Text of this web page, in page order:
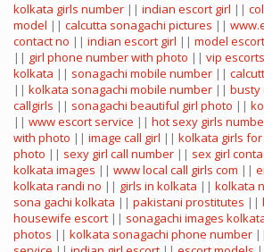
kolkata girls number || indian escort girl ||
model || calcutta sonagachi pictures ||
contact no || indian escort girl || model escort
|| girl phone number with photo || vip escorts
kolkata || sonagachi mobile number ||
|| kolkata sonagachi mobile number || busty
callgirls || sonagachi beautiful girl photo ||
|| www escort service || hot sexy girls
with photo || image call girl || kolkata girls
photo || sexy girl call number || sex girl
kolkata images || www local call girls com ||
kolkata randi no || girls in kolkata || kolkata
sona gachi kolkata || pakistani prostitutes ||
housewife escort || sonagachi images
photos || kolkata sonagachi phone number ||